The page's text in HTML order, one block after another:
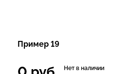
Пример 19
Нет в наличии